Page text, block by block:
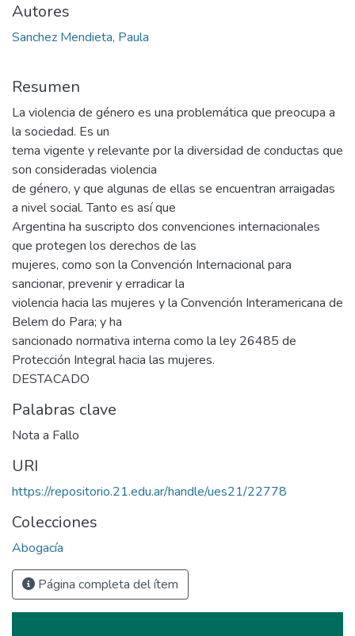
Autores
Sanchez Mendieta, Paula
Resumen
La violencia de género es una problemática que preocupa a
la sociedad. Es un
tema vigente y relevante por la diversidad de conductas que
son consideradas violencia
de género, y que algunas de ellas se encuentran arraigadas
a nivel social. Tanto es así que
Argentina ha suscripto dos convenciones internacionales
que protegen los derechos de las
mujeres, como son la Convención Internacional para
sancionar, prevenir y erradicar la
violencia hacia las mujeres y la Convención Interamericana de
Belem do Para; y ha
sancionado normativa interna como la ley 26485 de
Protección Integral hacia las mujeres.
DESTACADO
Palabras clave
Nota a Fallo
URI
https://repositorio.21.edu.ar/handle/ues21/22778
Colecciones
Abogacía
Página completa del ítem